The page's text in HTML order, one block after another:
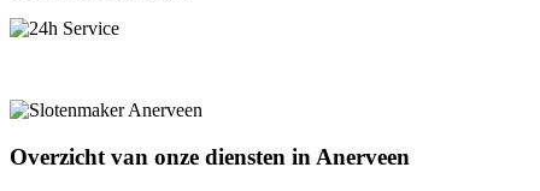
Overzicht van onze diensten in Anerveen